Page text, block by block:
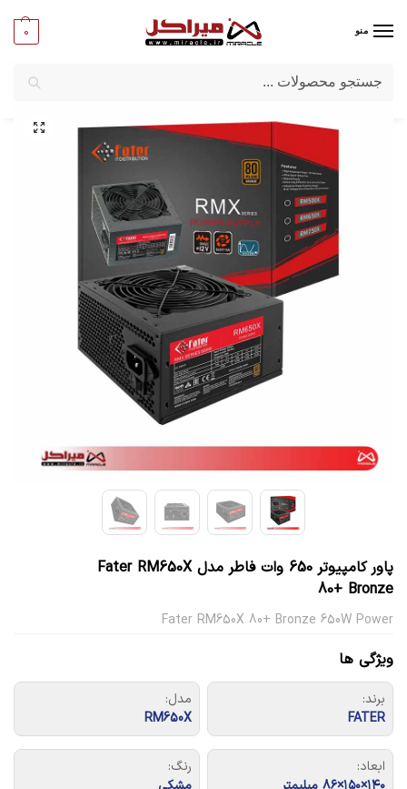
منو 0
میراکل/کامپیوتر/قطعات اصلی
پاور کامپیوتر 650 وات فاطر مدل Fater RM650X
80+ Bronze
Fater RM650X 80+ Bronze 650W Power
ویژگی ها
برند:
FATER
مدل:
RM650X
ابعاد:
رنگ: